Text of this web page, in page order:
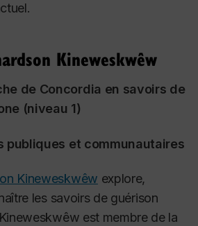
Kineweskwêw
de Concordia en savoirs de
(niveau 1)
publiques et communautaires
Kineweskwêw explore,
les savoirs de guérison
Kineweskwêw est membre de la